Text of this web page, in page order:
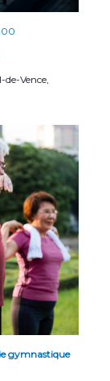
Vence,
gymnastique